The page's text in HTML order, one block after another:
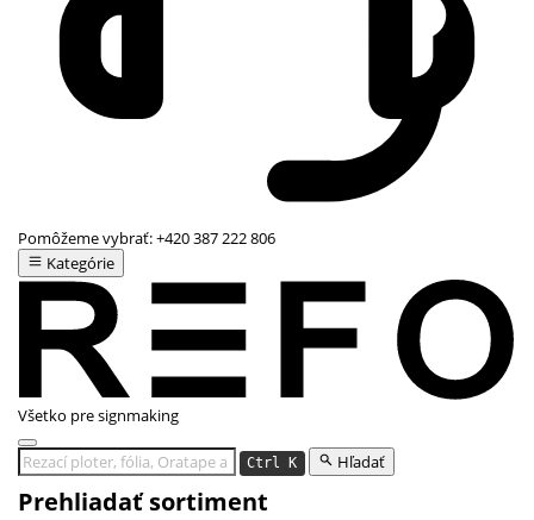
Pomôžeme vybrať:+420 387 222 806
Kategórie
Všetko pre signmaking
Ctrl K Hľadať
Prehliadať sortiment